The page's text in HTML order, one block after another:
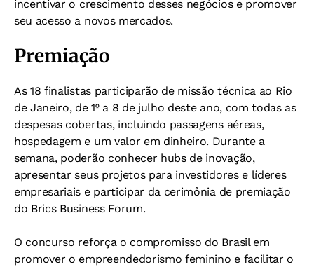
incentivar o crescimento desses negócios e promover
seu acesso a novos mercados.
Premiação
As 18 finalistas participarão de missão técnica ao Rio
de Janeiro, de 1º a 8 de julho deste ano, com todas as
despesas cobertas, incluindo passagens aéreas,
hospedagem e um valor em dinheiro. Durante a
semana, poderão conhecer hubs de inovação,
apresentar seus projetos para investidores e líderes
empresariais e participar da cerimônia de premiação
do Brics Business Forum.
O concurso reforça o compromisso do Brasil em
promover o empreendedorismo feminino e facilitar o